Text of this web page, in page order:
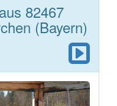
aus 82467
(Bayern)